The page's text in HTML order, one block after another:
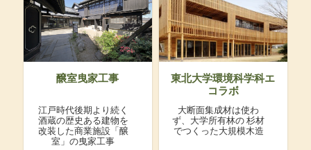
醸室曳家工事
江戸時代後期より続く
酒蔵の歴史ある建物を
改装した商業施設「醸
室」の曳家工事
東北大学環境科学科エ
コラボ
大断面集成材は使わ
ず、大学所有林の 杉材
でつくった大規模木造